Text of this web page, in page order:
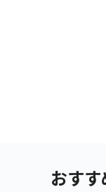
おす